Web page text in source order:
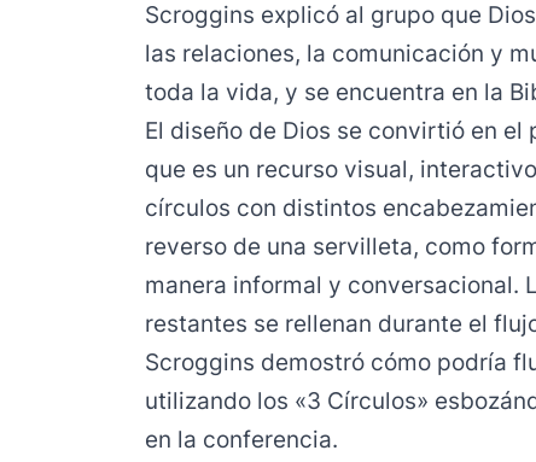
Scroggins explicó al grupo que
las relaciones, la comunicación y
toda la vida, y se encuentra en la
El diseño de Dios se convirtió en
que es un recurso visual,
círculos con distintos
reverso de una servilleta, como
manera informal y conversacional.
restantes se rellenan durante el
Scroggins demostró cómo podría
utilizando los «3 Círculos»
en la conferencia.